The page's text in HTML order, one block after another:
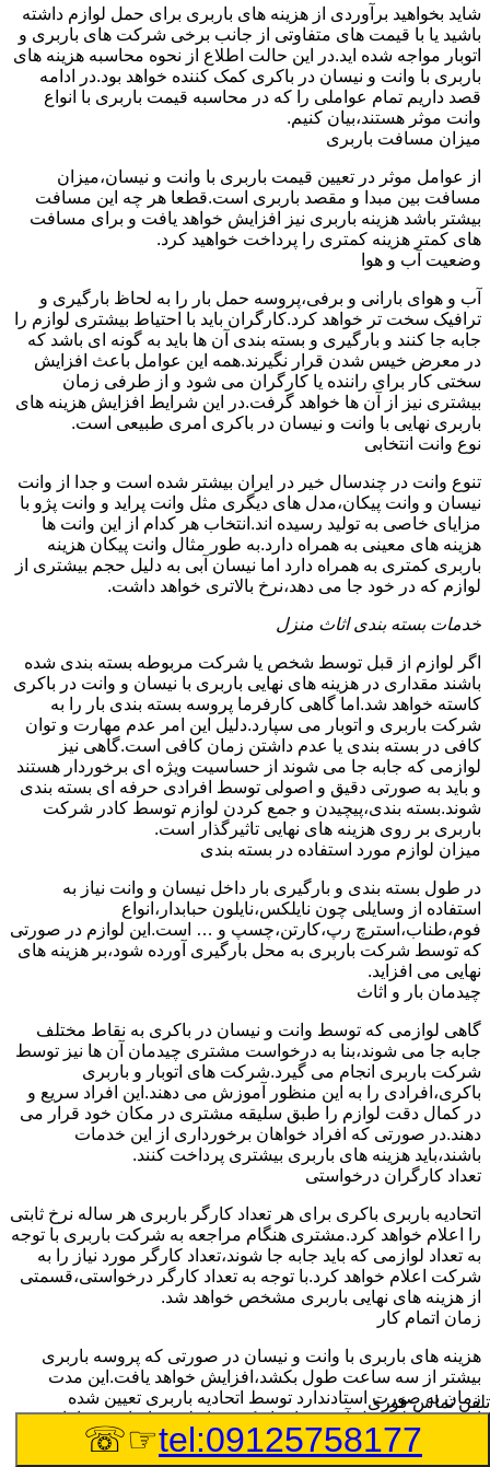
شاید بخواهید برآوردی از هزینه های باربری برای حمل لوازم داشته
باشید یا با قیمت های متفاوتی از جانب برخی شرکت های باربری و
اتوبار مواجه شده اید.در این حالت اطلاع از نحوه محاسبه هزینه های
باربری با وانت و نیسان در باکری کمک کننده خواهد بود.در ادامه
قصد داریم تمام عواملی را که در محاسبه قیمت باربری با انواع
وانت موثر هستند،بیان کنیم.
میزان مسافت باربری
از عوامل موثر در تعیین قیمت باربری با وانت و نیسان،میزان
مسافت بین مبدا و مقصد باربری است.قطعا هر چه این مسافت
بیشتر باشد هزینه باربری نیز افزایش خواهد یافت و برای مسافت
های کمتر هزینه کمتری را پرداخت خواهید کرد.
وضعیت آب و هوا
آب و هوای بارانی و برفی،پروسه حمل بار را به لحاظ بارگیری و
ترافیک سخت تر خواهد کرد.کارگران باید با احتیاط بیشتری لوازم را
جابه جا کنند و بارگیری و بسته بندی آن ها باید به گونه ای باشد که
در معرض خیس شدن قرار نگیرند.همه این عوامل باعث افزایش
سختی کار برای راننده یا کارگران می شود و از طرفی زمان
بیشتری نیز از آن ها خواهد گرفت.در این شرایط افزایش هزینه های
باربری نهایی با وانت و نیسان در باکری امری طبیعی است.
نوع وانت انتخابی
تنوع وانت در چندسال خیر در ایران بیشتر شده است و جدا از وانت
نیسان و وانت پیکان،مدل های دیگری مثل وانت پراید و وانت پژو با
مزایای خاصی به تولید رسیده اند.انتخاب هر کدام از این وانت ها
هزینه های معینی به همراه دارد.به طور مثال وانت پیکان هزینه
باربری کمتری به همراه دارد اما نیسان آبی به دلیل حجم بیشتری از
لوازم که در خود جا می دهد،نرخ بالاتری خواهد داشت.
خدمات بسته بندی اثاث منزل
اگر لوازم از قبل توسط شخص یا شرکت مربوطه بسته بندی شده
باشند مقداری در هزینه های نهایی باربری با نیسان و وانت در باکری
کاسته خواهد شد.اما گاهی کارفرما پروسه بسته بندی بار را به
شرکت باربری و اتوبار می سپارد.دلیل این امر عدم مهارت و توان
کافی در بسته بندی یا عدم داشتن زمان کافی است.گاهی نیز
لوازمی که جابه جا می شوند از حساسیت ویژه ای برخوردار هستند
و باید به صورتی دقیق و اصولی توسط افرادی حرفه ای بسته بندی
شوند.بسته بندی،پیچیدن و جمع کردن لوازم توسط کادر شرکت
باربری بر روی هزینه های نهایی تاثیرگذار است.
میزان لوازم مورد استفاده در بسته بندی
در طول بسته بندی و بارگیری بار داخل نیسان و وانت نیاز به
استفاده از وسایلی چون نایلکس،نایلون حبابدار،انواع
فوم،طناب،استرچ رپ،کارتن،چسپ و … است.این لوازم در صورتی
که توسط شرکت باربری به محل بارگیری آورده شود،بر هزینه های
نهایی می افزاید.
چیدمان بار و اثاث
گاهی لوازمی که توسط وانت و نیسان در باکری به نقاط مختلف
جابه جا می شوند،بنا به درخواست مشتری چیدمان آن ها نیز توسط
شرکت باربری انجام می گیرد.شرکت های اتوبار و باربری
باکری،افرادی را به این منظور آموزش می دهند.این افراد سریع و
در کمال دقت لوازم را طبق سلیقه مشتری در مکان خود قرار می
دهند.در صورتی که افراد خواهان برخورداری از این خدمات
باشند،باید هزینه های باربری بیشتری پرداخت کنند.
تعداد کارگران درخواستی
اتحادیه باربری باکری برای هر تعداد کارگر باربری هر ساله نرخ ثابتی
را اعلام خواهد کرد.مشتری هنگام مراجعه به شرکت باربری با توجه
به تعداد لوازمی که باید جابه جا شوند،تعداد کارگر مورد نیاز را به
شرکت اعلام خواهد کرد.با توجه به تعداد کارگر درخواستی،قسمتی
از هزینه های نهایی باربری مشخص خواهد شد.
زمان اتمام کار
هزینه های باربری با وانت و نیسان در صورتی که پروسه باربری
بیشتر از سه ساعت طول بکشد،افزایش خواهد یافت.این مدت
زمان به صورت استادندارد توسط اتحادیه باربری تعیین شده
است.عواملی مثل آب وهوا،ترافیک،شرایط جغرافیایی مبدا یا حجم
زیاد لوازم ممکن است باعث افزایش مدت زمان بارگیری و باربری
شوند که افزایش هزینه های باربری را در پی خواهند داشت.
تلفن تماس فوری
tel:09125758177
☞☏